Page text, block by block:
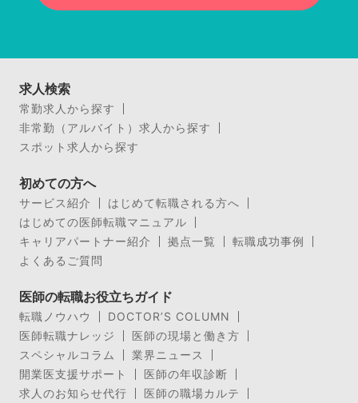
求人検索
常勤求人から探す
非常勤（アルバイト）求人から探す
スポット求人から探す
初めての方へ
サービス紹介
はじめて転職される方へ
はじめての医師転職マニュアル
キャリアパートナー紹介
拠点一覧
転職成功事例
よくあるご質問
医師の転職お役立ちガイド
転職ノウハウ
DOCTOR’S COLUMN
医師転職ナレッジ
医師の現場と働き方
スペシャルコラム
業界ニュース
開業医支援サポート
医師の年収診断
求人のお知らせ代行
医師の職場カルテ